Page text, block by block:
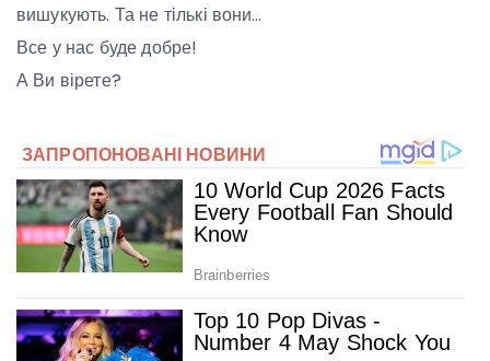
вишукують. Та не тількі вони…
Все у нас буде добре!
А Ви вірете?